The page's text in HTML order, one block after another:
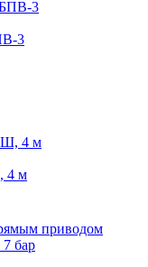
3
4 м